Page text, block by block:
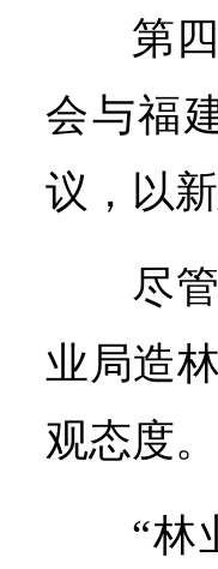
第
会与福
议，以
尽
业局造
观态度。
“林